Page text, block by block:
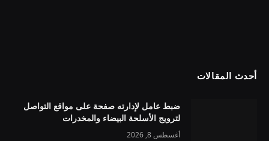
أحدث المقالات
ضبط عامل لإدارته صفحة على مواقع التواصل
لترويج الأسلحة البيضاء والمخدرات
أغسطس 8, 2026